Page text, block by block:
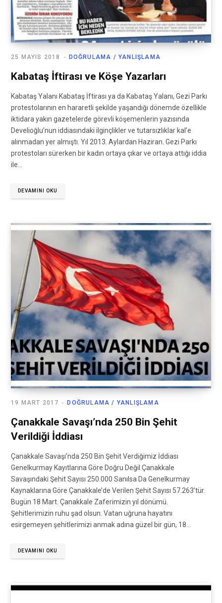
DOĞRULAMA / YANLIŞLAMA
25 MAYIS 2018
Kabataş İftirası ve Köşe Yazarları
Kabataş Yalanı Kabataş İftirası ya da Kabataş Yalanı, Gezi Parkı
protestolarının en hararetli şekilde yaşandığı dönemde özellikle
iktidara yakın gazetelerde görevli köşemenlerin yazısında
Develioğlu’nun iddiasındaki ilginçlikler ve tutarsızlıklar kal’e
alınmadan yer almıştı. Yıl 2013. Aylardan Haziran. Gezi Parkı
protestoları sürerken bir kadın ortaya çıkar ve ortaya attığı iddia
ile…
DEVAMINI OKU
DOĞRULAMA / YANLIŞLAMA
19 MART 2017
Çanakkale Savaşı’nda 250 Bin Şehit
Verildiği İddiası
Çanakkale Savaşı’nda 250 Bin Şehit Verdiğimiz İddiası
Genelkurmay Kayıtlarına Göre Doğru Değil Çanakkale
Savaşındaki Şehit Sayısı 250.000 Sanılsa Da Genelkurmay
Kaynaklarına Göre Çanakkale’de Verilen Şehit Sayısı 57.263’tür.
Bugün 18 Mart. Çanakkale Zaferimizin yıl dönümü.
Şehitlerimizin ruhu şad olsun. Vatan uğruna hayatını
esirgemeyen şehitlerimizi anmak adına güzel bir gün, 18…
DEVAMINI OKU